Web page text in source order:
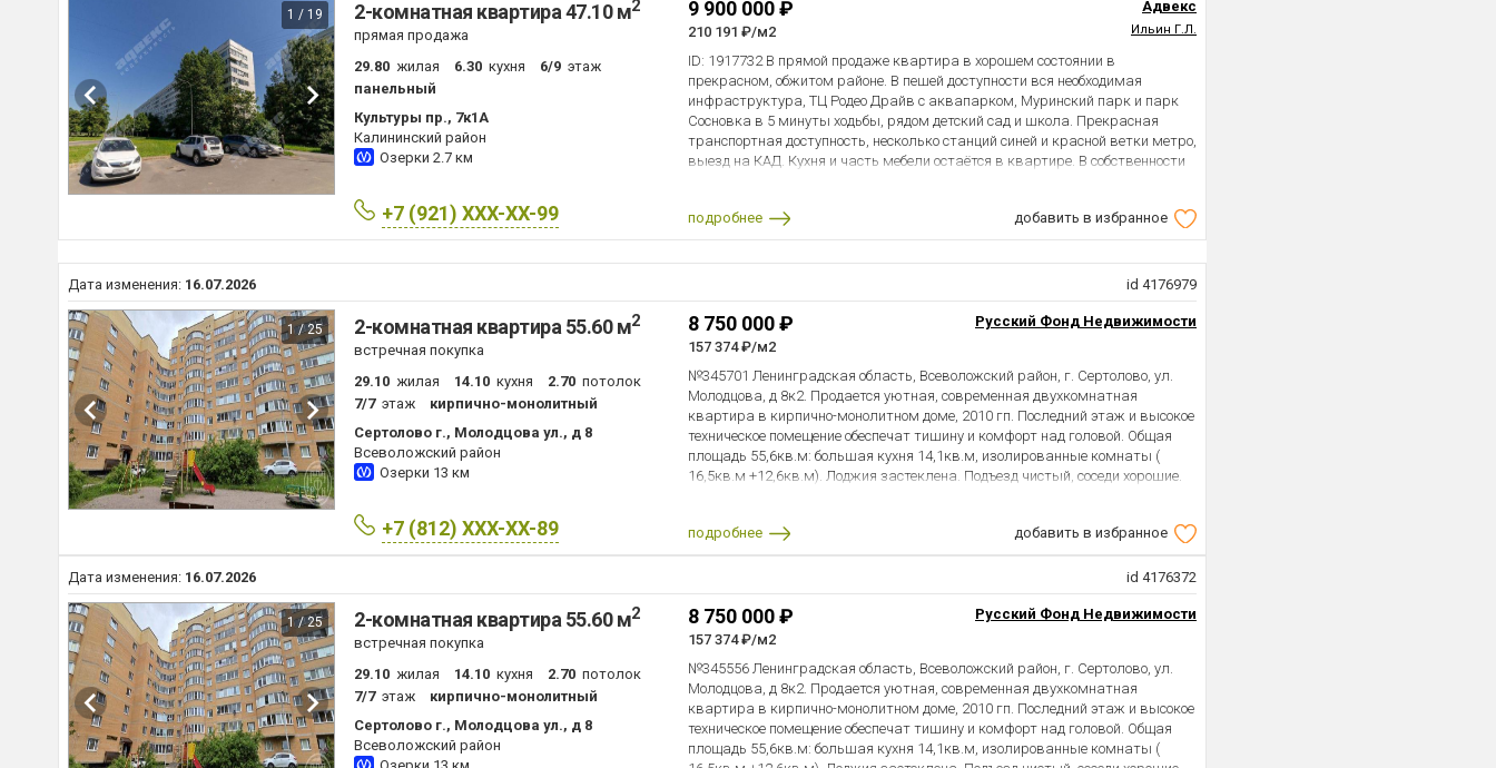
ипотеку. Полная стоимость в договоре. Быстрый выход на сделку. Звоните
прямо сейчас! Показы в удобное для вас время по предварительной
договоренности.
1 / 19 2-комнатная квартира 47.10 м2
прямая продажа
29.80 жилая 6.30 кухня 6/9 этаж
панельный
Культуры пр., 7к1А
Калининский район
Озерки 2.7 км
+7 (921) XXX-XX-99
9 900 000 ₽
210 191 ₽/м2
Адвекс
Ильин Г.Л.
ID: 1917732 В прямой продаже квартира в хорошем состоянии в
прекрасном, обжитом районе. В пешей доступности вся необходимая
инфраструктура, ТЦ Родео Драйв с аквапарком, Муринский парк и парк
Сосновка в 5 минуты ходьбы, рядом детский сад и школа. Прекрасная
транспортная доступность, несколько станций синей и красной ветки метро,
выезд на КАД. Кухня и часть мебели остаётся в квартире. В собственности
подробнее добавить в избранное
Дата изменения: 16.07.2026 id 4176979
1 / 25 2-комнатная квартира 55.60 м2
встречная покупка
29.10 жилая 14.10 кухня 2.70 потолок
7/7 этаж
кирпично-монолитный
Сертолово г., Молодцова ул., д 8
Всеволожский район
Озерки 13 км
+7 (812) XXX-XX-89
8 750 000 ₽
157 374 ₽/м2
Русский Фонд Недвижимости
№345701 Ленинградская область, Всеволожский район, г. Сертолово, ул.
Молодцова, д 8к2. Продается уютная, современная двухкомнатная
квартира в кирпично-монолитном доме, 2010 гп. Последний этаж и высокое
техническое помещение обеспечат тишину и комфорт над головой. Общая
площадь 55,6кв.м: большая кухня 14,1кв.м, изолированные комнаты (
16,5кв.м +12,6кв.м). Лоджия застеклена. Подъезд чистый, соседи хорошие.
шаговой доступности (школы, детские сады, ФОК-два здания, храм,
поликлиники-детская и взрослая, парк с фонтанами, МФЦ, Сбербанк,
площадки, рынок, сетевые магазины `Дикси`, `Магнит`, `Пятерочка`, `Реал`,
`ВкусВилл`, аптеки, ПВЗ маркетплейсов. Сертолово-это отлично развитый
и в тоже время спокойный городок со свежим воздухом, в окружении
`пр. Просвещения` , `Парнас` 25-30 минут на маршрутке. Остановка
общественного транспорта в пяти минутах ходьбы от дома. КАД 5км, ЗСД
10км. Пляжи Медного озера в 5 км. В 2027 году запустят движение
электричек СПб- Сертолово, проект находится в стадии реализации, и
тогда цены на квартиры приравняются к городским. Квартира без долгов
подробнее добавить в избранное
Дата изменения: 16.07.2026 id 4176372
1 / 25 2-комнатная квартира 55.60 м2
встречная покупка
29.10 жилая 14.10 кухня 2.70 потолок
7/7 этаж
кирпично-монолитный
Сертолово г., Молодцова ул., д 8
Всеволожский район
8 750 000 ₽
157 374 ₽/м2
Русский Фонд Недвижимости
№345556 Ленинградская область, Всеволожский район, г. Сертолово, ул.
Молодцова, д 8к2. Продается уютная, современная двухкомнатная
квартира в кирпично-монолитном доме, 2010 гп. Последний этаж и высокое
техническое помещение обеспечат тишину и комфорт над головой. Общая
площадь 55,6кв.м: большая кухня 14,1кв.м, изолированные комнаты (